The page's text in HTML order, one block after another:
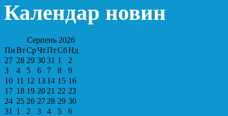
Календар новин
Серпень 2026
ПнВтСрЧтПтСбНд
27 28 29 3031 1
2
3
4 5 6 7 8
9
10 11 12 13 14 15 16
17 18 19 20 21 22 23
24 25 26 27 28 29 30
31
1 2 3 4 5 6